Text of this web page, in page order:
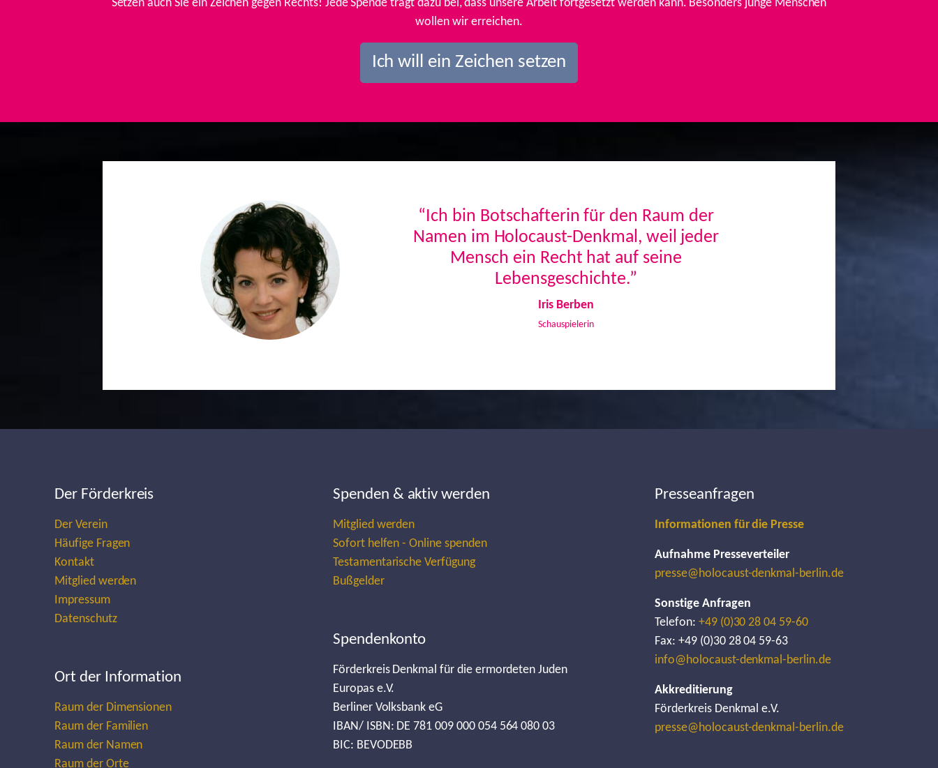
Setzen auch Sie ein Zeichen gegen Rechts! Jede Spende trägt dazu bei, dass unsere Arbeit fortgesetzt werden kann. Besonders junge Menschen
wollen wir erreichen.
Ich will ein Zeichen setzen
“Ich bin Botschafterin für den Raum der
Namen im Holocaust-Denkmal, weil jeder
Mensch ein Recht hat auf seine
Lebensgeschichte.”
Iris Berben
Schauspielerin
Previous
Der Förderkreis
Der Verein
Häufige Fragen
Kontakt
Mitglied werden
Impressum
Datenschutz
Ort der Information
Raum der Dimensionen
Raum der Familien
Raum der Namen
Raum der Orte
Spenden & aktiv werden
Mitglied werden
Sofort helfen - Online spenden
Testamentarische Verfügung
Bußgelder
Spendenkonto
Förderkreis Denkmal für die ermordeten Juden
Europas e.V.
Berliner Volksbank eG
IBAN/ ISBN: DE 781 009 000 054 564 080 03
BIC: BEVODEBB
Presseanfragen
Informationen für die Presse
Aufnahme Presseverteiler
presse@holocaust-denkmal-berlin.de
Sonstige Anfragen
Telefon: +49 (0)30 28 04 59-60
Fax: +49 (0)30 28 04 59-63
info@holocaust-denkmal-berlin.de
Akkreditierung
Förderkreis Denkmal e.V.
presse@holocaust-denkmal-berlin.de